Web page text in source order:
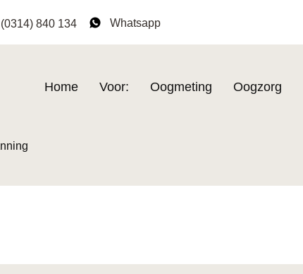
Whatsapp
(0314) 840 134
Home Voor: Oogmeting Oogzorg